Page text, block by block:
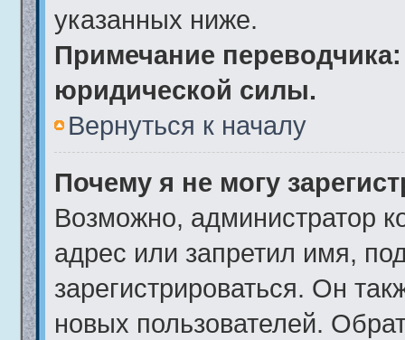
указанных ниже.
Примечание
юридической силы.
Вернуться к началу
Почему я не могу
Возможно, администратор
адрес или запретил имя,
зарегистрироваться. Он
новых пользователей.